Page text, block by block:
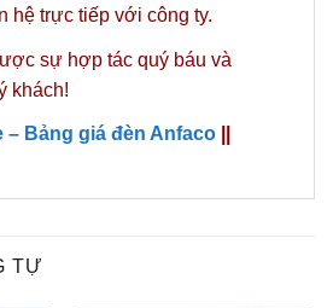
hệ trực tiếp với công ty.
sự hợp tác quý báu và
khách!
– Bảng giá đèn Anfaco
TỰ